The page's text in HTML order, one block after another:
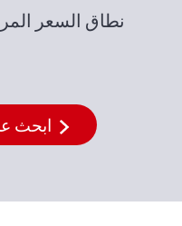
نطاق السعر
ابحث